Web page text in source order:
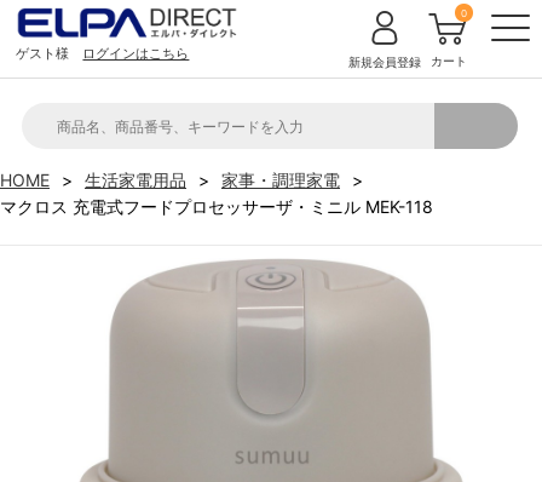
ゲスト様 ログインはこちら 新規会員登録 カート
0
HOME 生活家電用品
家事・調理家電
マクロス 充電式フードプロセッサーザ・ミニル MEK-118